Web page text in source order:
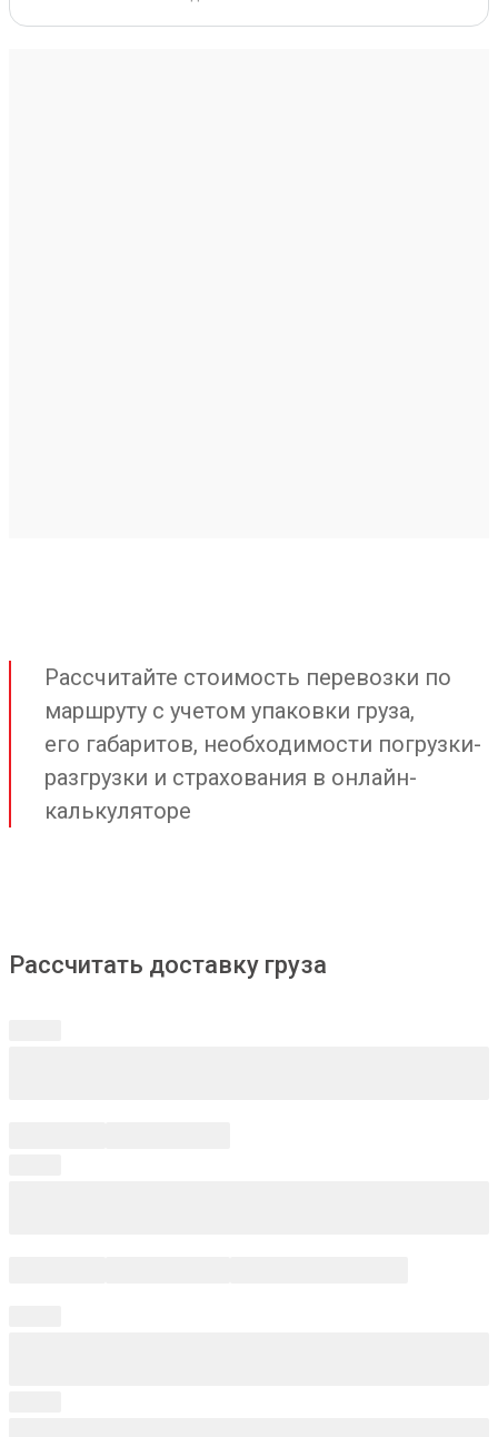
Рассчитайте стоимость перевозки по
маршруту с учетом упаковки груза,
его габаритов, необходимости погрузки-
разгрузки и страхования в онлайн-
калькуляторе
Рассчитать доставку груза